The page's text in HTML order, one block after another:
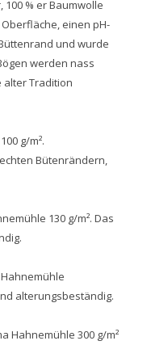
% er Baumwolle
einen pH-
und wurde
werden nass
alter Tradition
g/m².
Bütenrändern,
130 g/m². Das
alterungsbeständig.
Hahnemühle 300 g/m²